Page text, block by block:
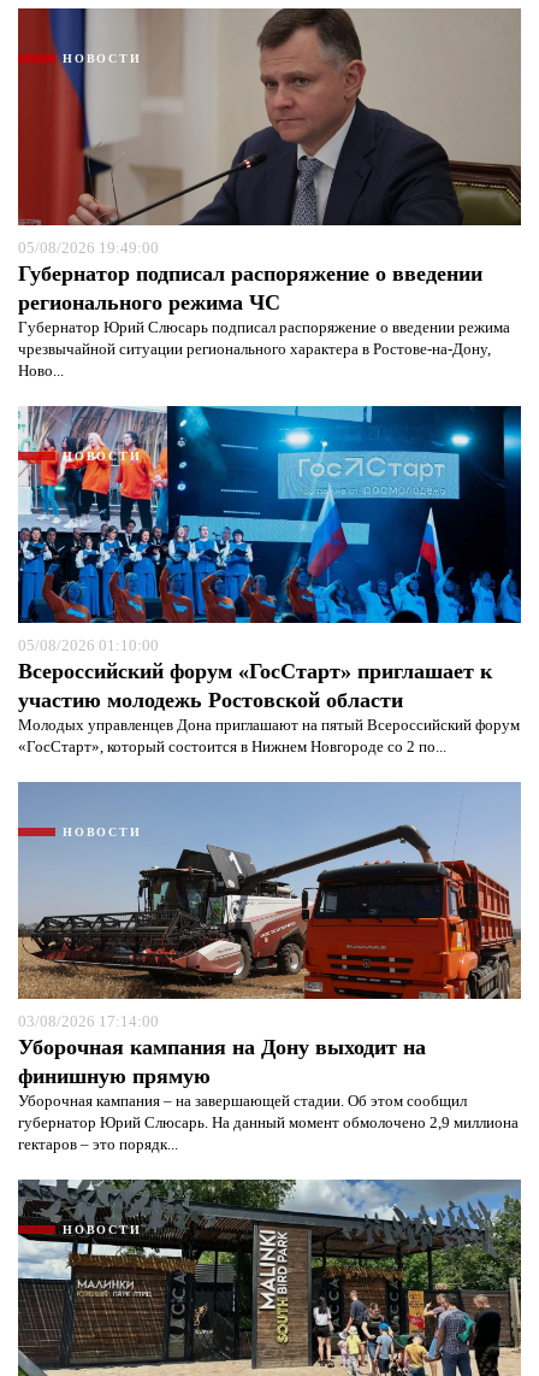
НОВОСТИ
05/08/2026 19:49:00
Губернатор подписал распоряжение о введении
регионального режима ЧС
Губернатор Юрий Слюсарь подписал распоряжение о введении режима
чрезвычайной ситуации регионального характера в Ростове-на-Дону,
Ново...
НОВОСТИ
05/08/2026 01:10:00
Всероссийский форум «ГосСтарт» приглашает к
участию молодежь Ростовской области
Молодых управленцев Дона приглашают на пятый Всероссийский форум
«ГосСтарт», который состоится в Нижнем Новгороде со 2 по...
НОВОСТИ
03/08/2026 17:14:00
Уборочная кампания на Дону выходит на
финишную прямую
Уборочная кампания – на завершающей стадии. Об этом сообщил
губернатор Юрий Слюсарь. На данный момент обмолочено 2,9 миллиона
гектаров – это порядк...
НОВОСТИ
защиты информации*
Я согласен с
политикой конфиденциальности и
защиты информации*